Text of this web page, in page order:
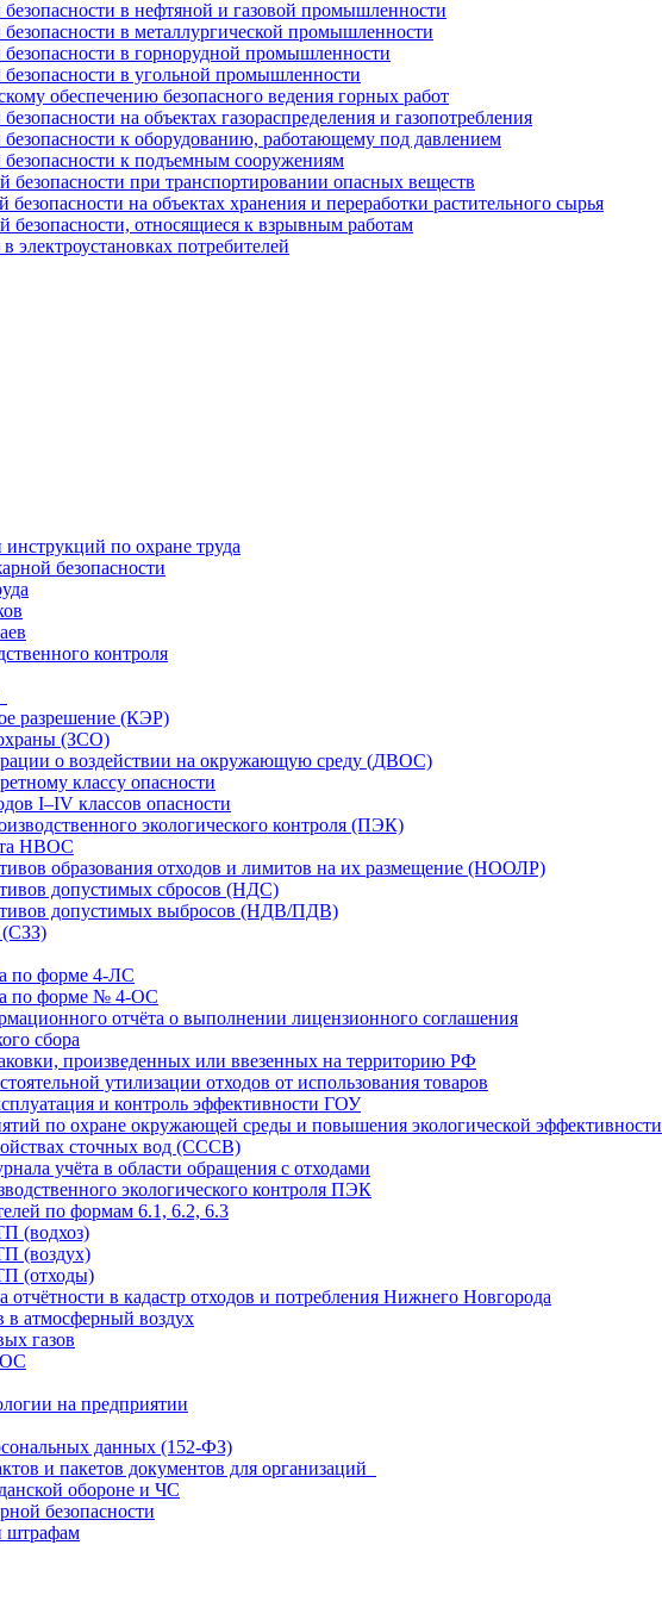
в нефтяной и газовой промышленности
в металлургической промышленности
в горнорудной промышленности
в угольной промышленности
обеспечению безопасного ведения горных работ
на объектах газораспределения и газопотребления
к оборудованию, работающему под давлением
к подъемным сооружениям
при транспортировании опасных веществ
на объектах хранения и переработки растительного сырья
относящиеся к взрывным работам
электроустановках потребителей
инструкций по охране труда
безопасности
контроля
разрешение (КЭР)
(ЗСО)
о воздействии на окружающую среду (ДВОС)
классу опасности
I–IV классов опасности
экологического контроля (ПЭК)
НВОС
образования отходов и лимитов на их размещение (НООЛР)
допустимых сбросов (НДС)
допустимых выбросов (НДВ/ПДВ)
(СЗЗ)
по форме 4-ЛС
по форме № 4-ОС
отчёта о выполнении лицензионного соглашения
сбора
произведенных или ввезенных на территорию РФ
утилизации отходов от использования товаров
и контроль эффективности ГОУ
по охране окружающей среды и повышения экологической эффективности
сточных вод (СССВ)
учёта в области обращения с отходами
экологического контроля ПЭК
по формам 6.1, 6.2, 6.3
(водхоз)
(воздух)
(отходы)
отчётности в кадастр отходов и потребления Нижнего Новгорода
в атмосферный воздух
газов
на предприятии
данных (152-ФЗ)
и пакетов документов для организаций
обороне и ЧС
безопасности
штрафам